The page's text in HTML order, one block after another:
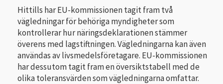
Hittills har EU-kommissionen tagit fram två
vägledningar för behöriga myndigheter som
kontrollerar hur näringsdeklarationen stämmer
överens med lagstiftningen. Vägledningarna kan även
användas av livsmedelsföretagare. EU-kommissionen
har dessutom tagit fram en översiktstabell med de
olika toleransvärden som vägledningarna omfattar.